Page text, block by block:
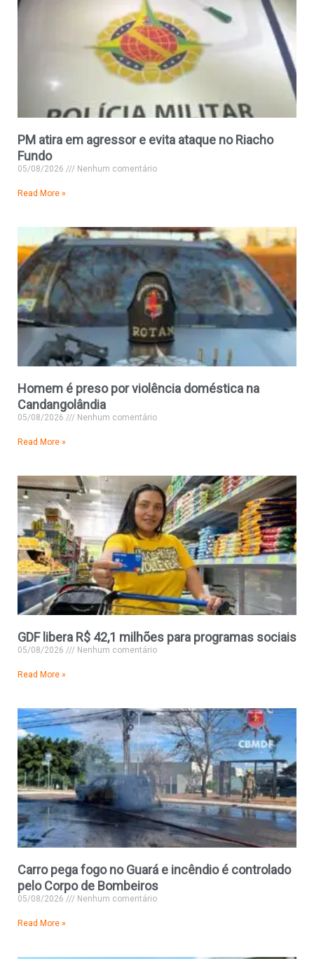
PM atira em agressor e evita ataque no Riacho
Fundo
05/08/2026 Nenhum comentário
Read More »
Homem é preso por violência doméstica na
Candangolândia
05/08/2026 Nenhum comentário
Read More »
GDF libera R$ 42,1 milhões para programas sociais
05/08/2026 Nenhum comentário
Read More »
Carro pega fogo no Guará e incêndio é controlado
pelo Corpo de Bombeiros
05/08/2026 Nenhum comentário
Read More »